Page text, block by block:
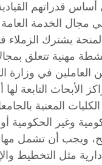
قدراتهم
مجال الخدمة العامة
يشترك الزملاء
مهنية تتعلق
العاملين في وزارة
الأبحاث التابعة لها
المعنية
وغير الحكومية
ويجب أن تشمل
مثل التخطيط